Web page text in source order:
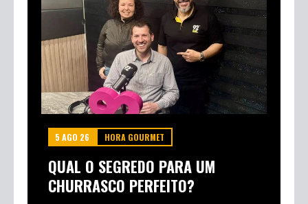
5 AGO 26 HORA GOURMET
QUAL O SEGREDO PARA UM
CHURRASCO PERFEITO?